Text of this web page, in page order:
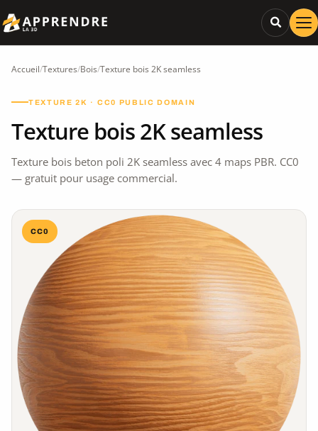
Accueil/Textures/Bois/Texture bois 2K seamless
TEXTURE 2K · CC0 PUBLIC DOMAIN
Texture bois 2K seamless
Texture bois beton poli 2K seamless avec 4 maps PBR. CC0
— gratuit pour usage commercial.
CC0